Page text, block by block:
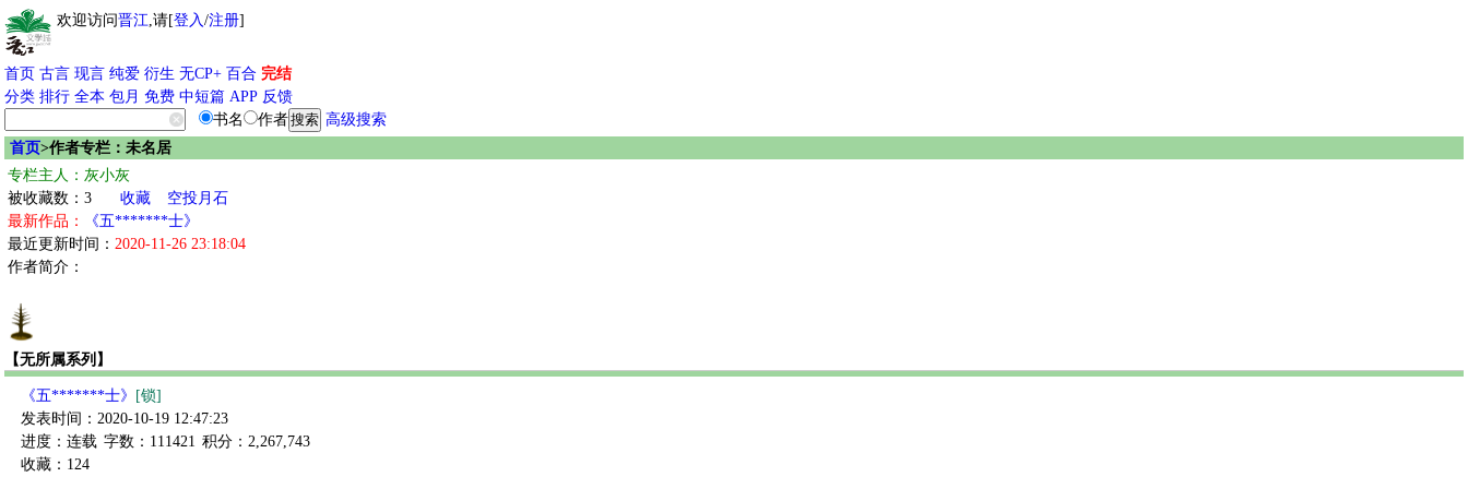
欢迎访问晋江,请[登入/注册]
首页 古言 现言 纯爱 衍生 无CP+ 百合 完结
分类 排行 全本 包月 免费 中短篇 APP 反馈
书名
作者
高级搜索
首页>作者专栏：未名居
专栏主人：灰小灰
被收藏数：3
收藏
空投月石
最新作品：
《五*******士》
最近更新时间： 2020-11-26 23:18:04
作者简介：
【无所属系列】
《五*******士》
[锁]
发表时间：2020-10-19 12:47:23
进度：连载 字数：111421 积分：2,267,743
收藏：124